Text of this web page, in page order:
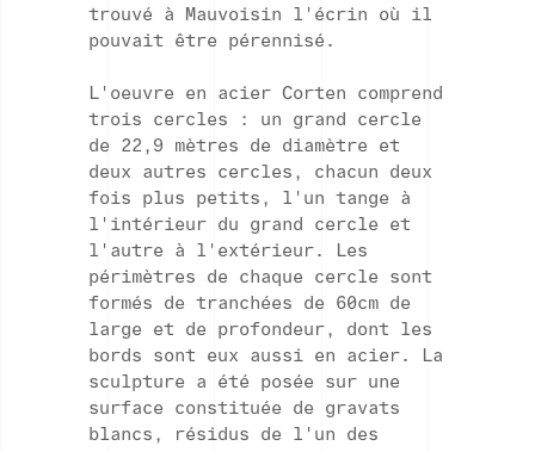
trouvé à Mauvoisin l'écrin où il
pouvait être pérennisé.
L'oeuvre en acier Corten comprend
trois cercles : un grand cercle
de 22,9 mètres de diamètre et
deux autres cercles, chacun deux
fois plus petits, l'un tange à
l'intérieur du grand cercle et
l'autre à l'extérieur. Les
périmètres de chaque cercle sont
formés de tranchées de 60cm de
large et de profondeur, dont les
bords sont eux aussi en acier. La
sculpture a été posée sur une
surface constituée de gravats
blancs, résidus de l'un des